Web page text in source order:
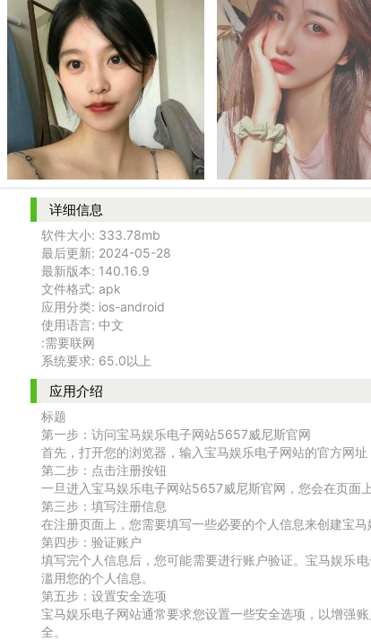
详细信息
软件大小: 333.78mb
最后更新: 2024-05-28
最新版本: 140.16.9
文件格式: apk
应用分类: ios-android
使用语言: 中文
:需要联网
系统要求: 65.0以上
应用介绍
标题
第一步：访问宝马娱乐电子网站5657威尼斯官网
首先，打开您的浏览器，输入宝马娱乐电子网站的官方网
第二步：点击注册按钮
一旦进入宝马娱乐电子网站5657威尼斯官网，您会在页面
第三步：填写注册信息
在注册页面上，您需要填写一些必要的个人信息来创建宝
第四步：验证账户
填写完个人信息后，您可能需要进行账户验证。宝马娱乐
滥用您的个人信息。
第五步：设置安全选项
宝马娱乐电子网站通常要求您设置一些安全选项，以增强
全。